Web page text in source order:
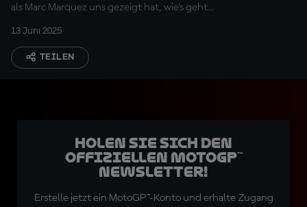
als Marc Marquez uns gezeigt hat, wie's geht...
13 Juni 2025
TEILEN
Holen Sie sich den
offiziellen MotoGP™
Newsletter!
Erstelle jetzt ein MotoGP™-Konto und erhalte Zugang